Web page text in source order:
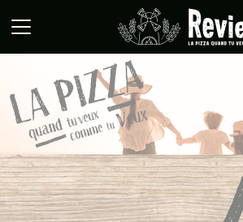
Panneau de gestion des cookies